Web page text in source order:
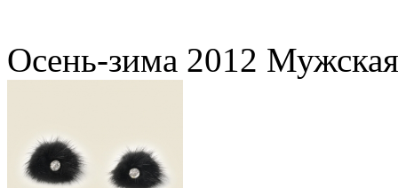
Осень-зима 2012